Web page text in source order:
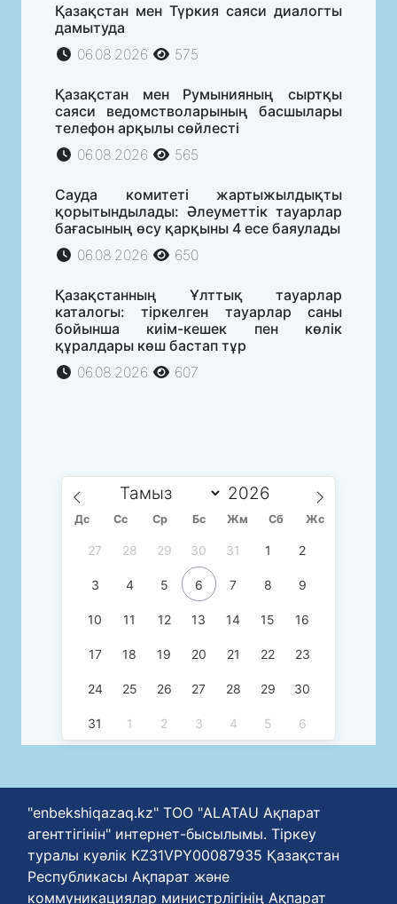
Қазақстан мен Түркия саяси диалогты
дамытуда
06.08.2026
575
Қазақстан мен Румынияның сыртқы
саяси ведомстволарының басшылары
телефон арқылы сөйлесті
06.08.2026
565
Сауда комитеті жартыжылдықты
қорытындылады: Әлеуметтік тауарлар
бағасының өсу қарқыны 4 есе баяулады
06.08.2026
650
Қазақстанның Ұлттық тауарлар
каталогы: тіркелген тауарлар саны
бойынша киім-кешек пен көлік
құралдары көш бастап тұр
06.08.2026
607
Дс Сc Ср Бс Жм Сб Жс
27 28 29 30 31 1 2
3 4 5 6 7 8 9
10 11 12 13 14 15 16
17 18 19 20 21 22 23
24 25 26 27 28 29 30
31 1 2 3 4 5 6
"enbekshiqazaq.kz" ТОО "ALATAU Ақпарат
агенттігінін" интернет-бысылымы. Тіркеу
туралы куәлік KZ31VPY00087935 Қазақстан
Республикасы Ақпарат және
коммуникациялар министрлігінің Ақпарат